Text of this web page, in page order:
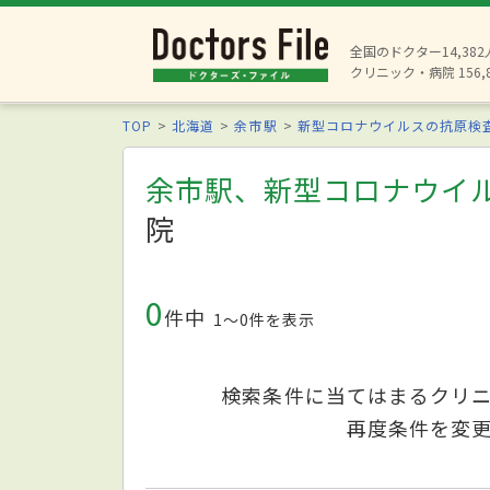
全国のドクター14,382
クリニック・病院
TOP 北海道 余市駅 新型コロナウイルスの抗原検
余市駅、新型コロナウイ
院
0件中 1〜0件を表示
検索条件に当てはまるクリ
再度条件を変